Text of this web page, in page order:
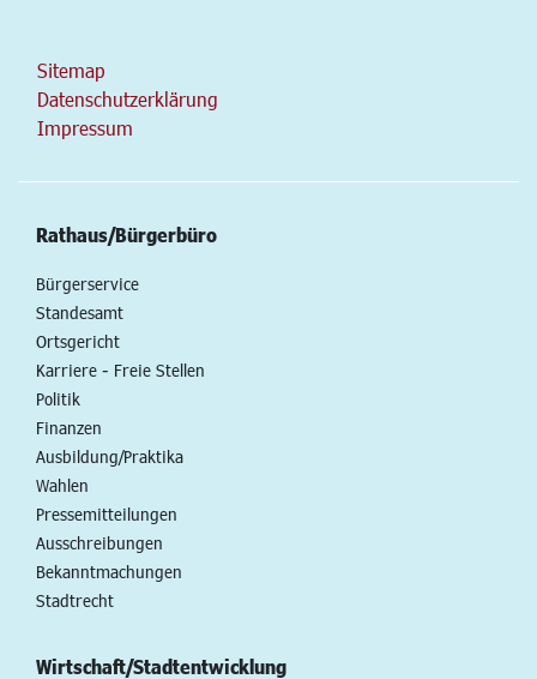
Sitemap
Datenschutzerklärung
Impressum
Rathaus/Bürgerbüro
Bürgerservice
Standesamt
Ortsgericht
Karriere - Freie Stellen
Politik
Finanzen
Ausbildung/Praktika
Wahlen
Pressemitteilungen
Ausschreibungen
Bekanntmachungen
Stadtrecht
Wirtschaft/Stadtentwicklung